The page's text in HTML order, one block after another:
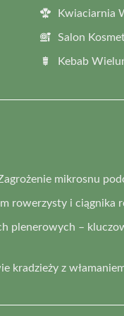
Kwiaciarnia
Salon
Kebab
mikrosnu
rowerzysty i ciągnika
plenerowych –
kradzieży z